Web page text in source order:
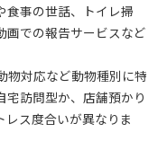
食事の世話、トイレ掃
画での報告サービスなど
物対応など動物種別に特
訪問型か、店舗預かり
ス度合いが異なりま